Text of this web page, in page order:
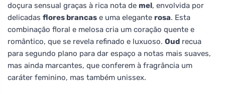
doçura sensual graças à rica nota de mel, envolvida por
delicadas flores brancas e uma elegante rosa. Esta
combinação floral e melosa cria um coração quente e
romântico, que se revela refinado e luxuoso. Oud recua
para segundo plano para dar espaço a notas mais suaves,
mas ainda marcantes, que conferem à fragrância um
caráter feminino, mas também unissex.